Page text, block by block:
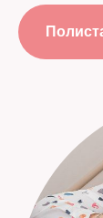
характер и не
проблемы с
не могут
рекомендации
публикации,
признанным
Портал o-
за неверное
некорректное
материалов,
в процессе
вашего ребёнка